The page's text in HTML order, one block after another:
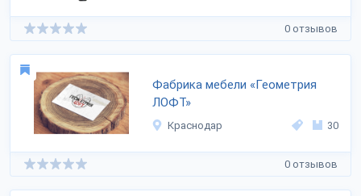
0 отзывов
Фабрика мебели «Геометрия
ЛОФТ»
Краснодар 30
0 отзывов